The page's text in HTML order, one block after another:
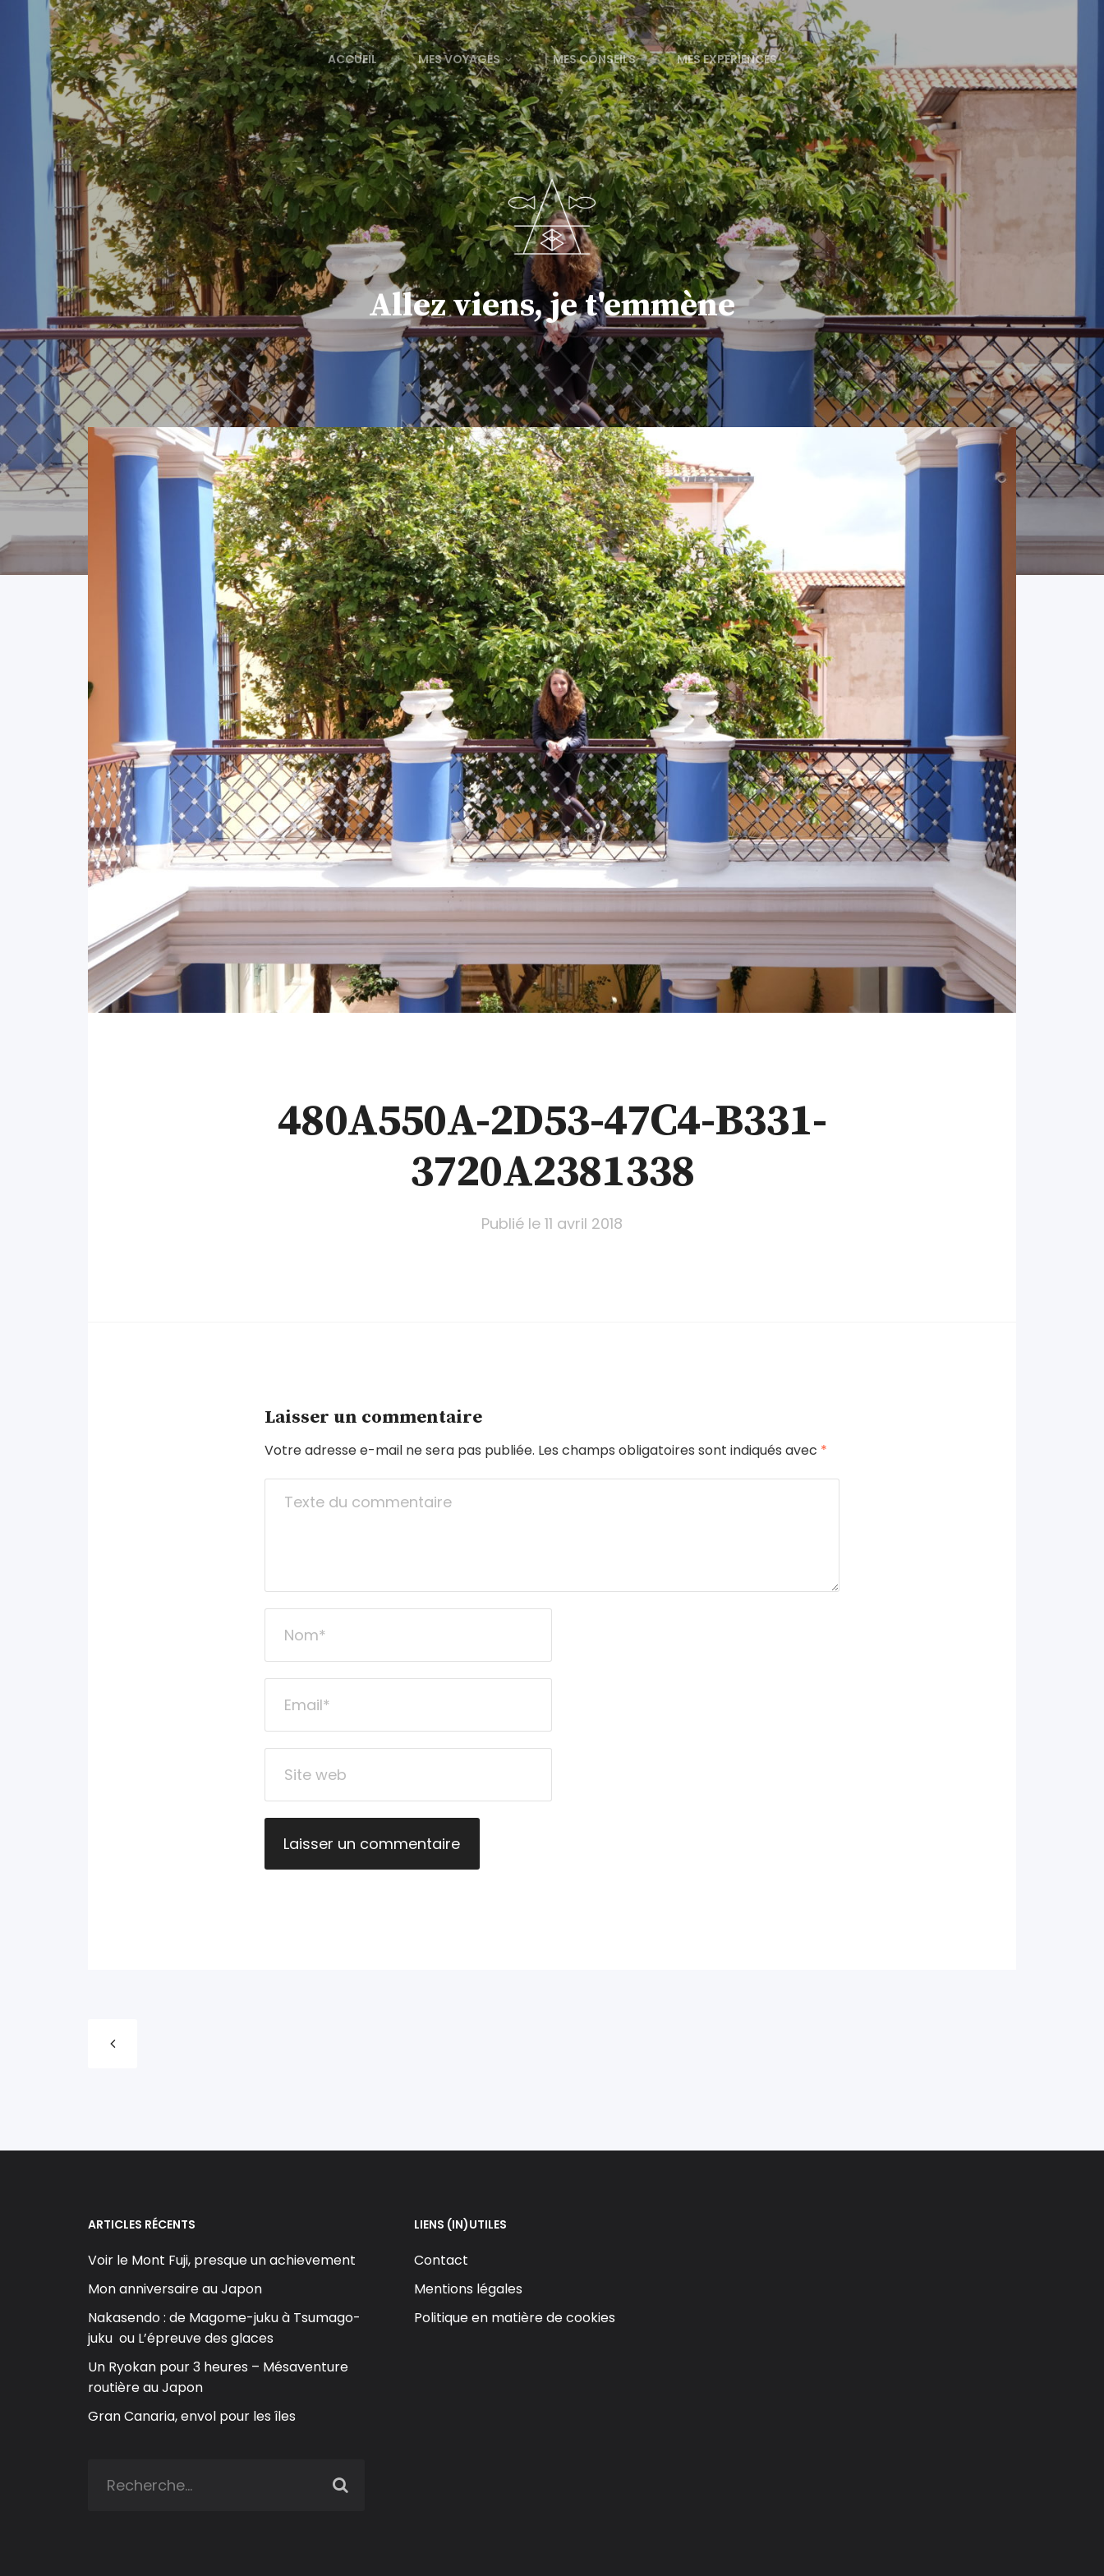
ACCUEIL MES VOYAGES MES CONSEILS MES EXPERIENCES
Allez viens, je t'emmène
480A550A-2D53-47C4-B331-
3720A2381338
Publié le 11 avril 2018
Laisser un commentaire
Votre adresse e-mail ne sera pas publiée. Les champs obligatoires sont indiqués avec *
ARTICLES RÉCENTS
Voir le Mont Fuji, presque un achievement
Mon anniversaire au Japon
Nakasendo : de Magome-juku à Tsumago-
juku ou L’épreuve des glaces
Un Ryokan pour 3 heures – Mésaventure
routière au Japon
Gran Canaria, envol pour les îles
LIENS (IN)UTILES
Contact
Mentions légales
Politique en matière de cookies